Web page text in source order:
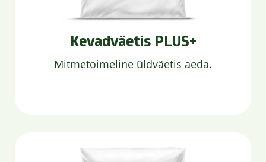
Kevadväetis PLUS+
Mitmetoimeline üldväetis aeda.